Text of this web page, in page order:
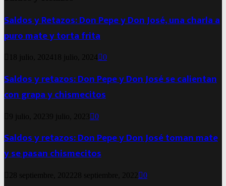
Saldos y Retazos: Don Pepe y Don José, una charla a
puro mate y torta frita
18 julio, 2024 18 julio, 2024 0
Saldos y retazos: Don Pepe y Don José se calientan
con grapa y chismecitos
9 julio, 20239 julio, 2023 0
Saldos y retazos: Don Pepe y Don José toman mate
y se pasan chismecitos
28 septiembre, 2022 28 septiembre, 2022 0